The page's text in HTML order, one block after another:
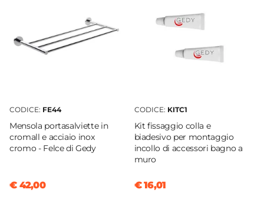
Vetro
Colore
Altezza
15,4 cm
Larghezza
Profondità
CODICE: FE44
Mensola portasalviette in
cromall e acciaio inox
cromo - Felce di Gedy
€ 42,00
CODICE: KITC1
Kit fissaggio colla e
biadesivo per montaggio
incollo di accessori bagno a
muro
€ 16,01